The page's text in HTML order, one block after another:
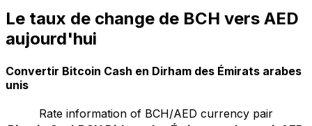
Le taux de change de BCH vers AED
aujourd'hui
Convertir Bitcoin Cash en Dirham des Émirats arabes
unis
Rate information of BCH/AED currency pair